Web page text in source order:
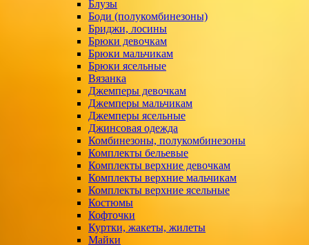
Блузы
Боди (полукомбинезоны)
Бриджи, лосины
Брюки девочкам
Брюки мальчикам
Брюки ясельные
Вязанка
Джемперы девочкам
Джемперы мальчикам
Джемперы ясельные
Джинсовая одежда
Комбинезоны, полукомбинезоны
Комплекты бельевые
Комплекты верхние девочкам
Комплекты верхние мальчикам
Комплекты верхние ясельные
Костюмы
Кофточки
Куртки, жакеты, жилеты
Майки